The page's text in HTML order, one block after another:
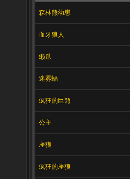
森林熊幼崽
血牙狼人
癞爪
迷雾蝠
疯狂的巨熊
公主
座狼
疯狂的座狼